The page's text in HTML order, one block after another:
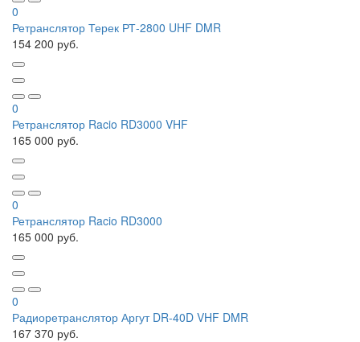
0
Ретранслятор Терек РТ-2800 UHF DMR
154 200 руб.
0
Ретранслятор Racio RD3000 VHF
165 000 руб.
0
Ретранслятор Racio RD3000
165 000 руб.
0
Радиоретранслятор Аргут DR-40D VHF DMR
167 370 руб.